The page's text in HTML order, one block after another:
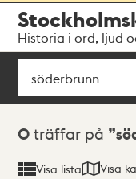
navigationen
huvudinnehållet
Historia i ord, ljud
Sök
Sökresultat
0 träffar på
Visa lista Visa